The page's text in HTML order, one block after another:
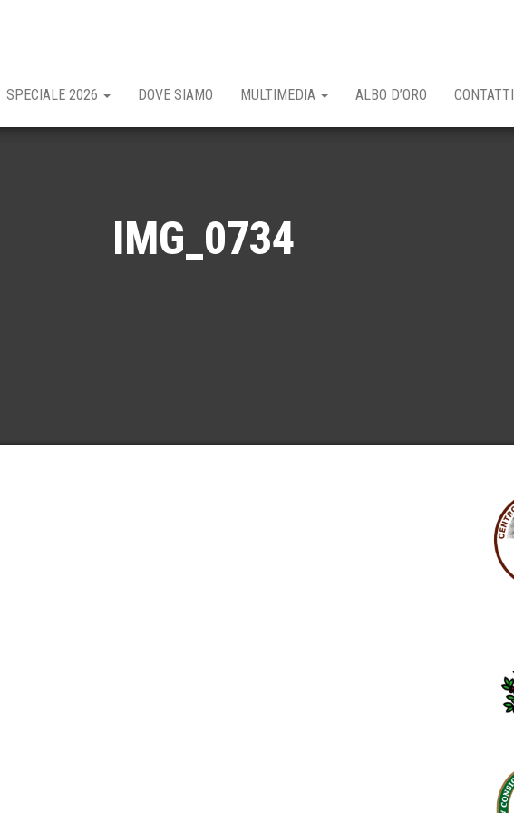
SPECIALE 2026 DOVE SIAMO MULTIMEDIA ALBO D’ORO CONTATTI
IMG_0734